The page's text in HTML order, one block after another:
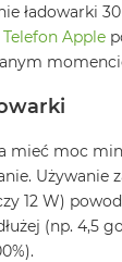
ładowarki
Telefon Apple
mieć moc
Używanie
12 W)
(np. 4,5